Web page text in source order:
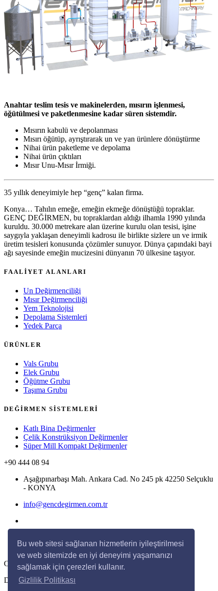
Bu web sitesi sağlanan hizmetlerin iyileştirilmesi
ve web sitemizde en iyi deneyimi yaşamanızı
sağlamak için çerezleri kullanır.
Gizlilik Politikası
Anahtar teslim tesis ve makinelerden, mısırın işlenmesi,
öğütülmesi ve paketlenmesine kadar süren sistemdir.
Mısırın kabulü ve depolanması
Mısırı öğütüp, ayrıştırarak un ve yan ürünlere dönüştürme
Nihai ürün paketleme ve depolama
Nihai ürün çıktıları
Mısır Unu-Mısır İrmiği.
35 yıllık deneyimiyle hep “genç” kalan firma.
Konya… Tahılın emeğe, emeğin ekmeğe dönüştüğü topraklar.
GENÇ DEĞİRMEN, bu topraklardan aldığı ilhamla 1990 yılında
kuruldu. 30.000 metrekare alan üzerine kurulu olan tesisi, işine
saygıyla yaklaşan deneyimli kadrosu ile birlikte sizlere un ve irmik
üretim tesisleri konusunda çözümler sunuyor. Dünya çapındaki bayi
ağı sayesinde emeğin mucizesini dünyanın 70 ülkesine taşıyor.
FAALİYET ALANLARI
Un Değirmenciliği
Mısır Değirmenciliği
Yem Teknolojisi
Depolama Sistemleri
Yedek Parça
ÜRÜNLER
Vals Grubu
Elek Grubu
Öğütme Grubu
Taşıma Grubu
DEĞİRMEN SİSTEMLERİ
Katlı Bina Değirmenler
Çelik Konstrüksiyon Değirmenler
Süper Mill Kompakt Değirmenler
+90 444 08 94
Aşağıpınarbaşı Mah. Ankara Cad. No 245 pk 42250 Selçuklu
- KONYA
info@gencdegirmen.com.tr
Copyright © 2020 Genç Değirmen Tüm hakları saklıdır.
Desing with byDivaynTasarım